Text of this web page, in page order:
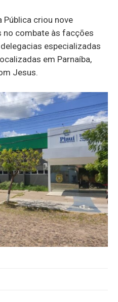
Pública criou nove
no combate às facções
especializadas
em Parnaíba,
Jesus.